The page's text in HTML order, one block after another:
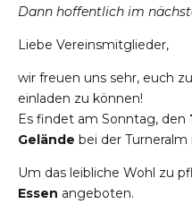
Dann hoffentlich im
Liebe Vereinsmitglieder,
wir freuen uns sehr, euch
einladen zu können!
Es findet am Sonntag, den
Gelände bei der
Um das leibliche Wohl zu
Essen angeboten.